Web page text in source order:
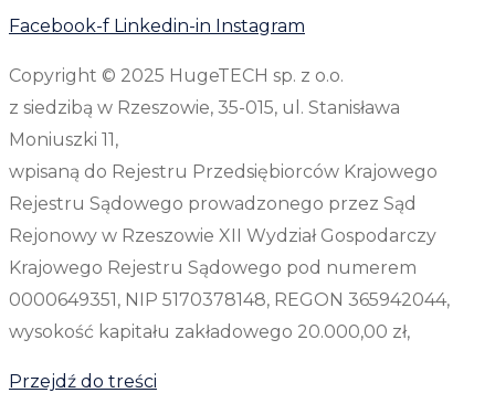
Facebook-f Linkedin-in Instagram
Copyright © 2025 HugeTECH sp. z o.o.
z siedzibą w Rzeszowie, 35-015, ul. Stanisława
Moniuszki 11,
wpisaną do Rejestru Przedsiębiorców Krajowego
Rejestru Sądowego prowadzonego przez Sąd
Rejonowy w Rzeszowie XII Wydział Gospodarczy
Krajowego Rejestru Sądowego pod numerem
0000649351, NIP 5170378148, REGON 365942044,
wysokość kapitału zakładowego 20.000,00 zł,
Przejdź do treści